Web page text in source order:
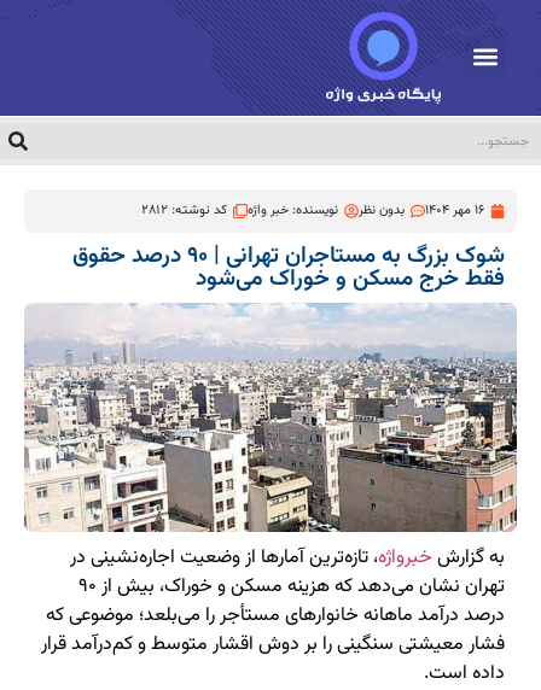
16 مهر 1404 بدون نظر نویسنده:خبر واژه کد نوشته: 2812
شوک بزرگ به مستاجران تهرانی | ۹۰ درصد حقوق
فقط خرج مسکن و خوراک می‌شود
به گزارش خبرواژه، تازه‌ترین آمارها از وضعیت اجاره‌نشینی در
تهران نشان می‌دهد که هزینه مسکن و خوراک، بیش از ۹۰
درصد درآمد ماهانه خانوارهای مستأجر را می‌بلعد؛ موضوعی که
فشار معیشتی سنگینی را بر دوش اقشار متوسط و کم‌درآمد قرار
داده است.